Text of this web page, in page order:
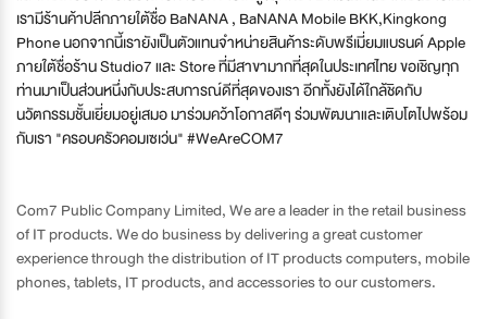
เรามีร้านค้าปลีกภายใต้ชื่อ BaNANA , BaNANA Mobile BKK,Kingkong
Phone นอกจากนี้เรายังเป็นตัวแทนจำหน่ายสินค้าระดับพรีเมี่ยมแบรนด์ Apple
ภายใต้ชื่อร้าน Studio7 และ Store ที่มีสาขามากที่สุดในประเทศไทย ขอเชิญทุก
ท่านมาเป็นส่วนหนึ่งกับประสบการณ์ดีที่สุดของเรา อีกทั้งยังได้ใกล้ชิดกับ
นวัตกรรมชั้นเยี่ยมอยู่เสมอ มาร่วมคว้าโอกาสดีๆ ร่วมพัฒนาและเติบโตไปพร้อม
กับเรา "ครอบครัวคอมเซเว่น" #WeAreCOM7
Com7 Public Company Limited, We are a leader in the retail business
of IT products. We do business by delivering a great customer
experience through the distribution of IT products computers, mobile
phones, tablets, IT products, and accessories to our customers.